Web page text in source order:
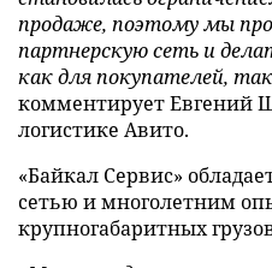
продаже, поэтому мы
партнерскую сеть и
как для покупателей,
комментирует Евгений
логистике Авито.
«Байкал Сервис»
сетью и многолетним
крупногабаритных